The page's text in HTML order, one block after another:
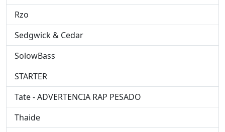
Rzo
Sedgwick & Cedar
SolowBass
STARTER
Tate - ADVERTENCIA RAP PESADO
Thaide